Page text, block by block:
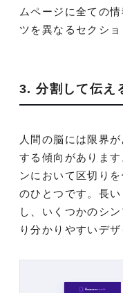
ムページに全ての
ツを異なるセクシ
3. 分割して伝え
人間の脳には限界
する傾向がありま
ンにおいて区切り
のひとつです。長
し、いくつかのシ
り分かりやすいデ